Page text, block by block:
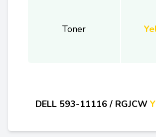
Toner
DELL 593-11116 / RGJCW